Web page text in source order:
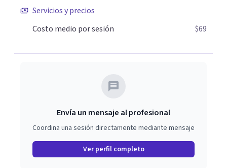
Servicios y precios
Costo medio por sesión
$69
Envía un mensaje al profesional
Coordina una sesión directamente mediante mensaje
Ver perfil completo